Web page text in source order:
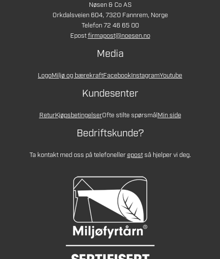
Nøsen & Co AS
Orkdalsveien 604, 7320 Fannrem, Norge
Telefon 72 46 65 00
Epostfirmapost@noesen.no
Media
LogoMiljø og bærekraftFacebookInstagramYoutube
Kundesenter
ReturKjøpsbetingelserOfte stilte spørsmålMin side
Bedriftskunde?
Ta kontakt med oss på telefonellerepostså hjelper vi deg.